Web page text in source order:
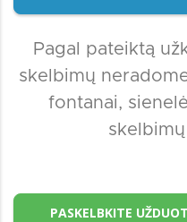
Pagal pateiktą
skelbimų
fontanai,
PASKELBKITE